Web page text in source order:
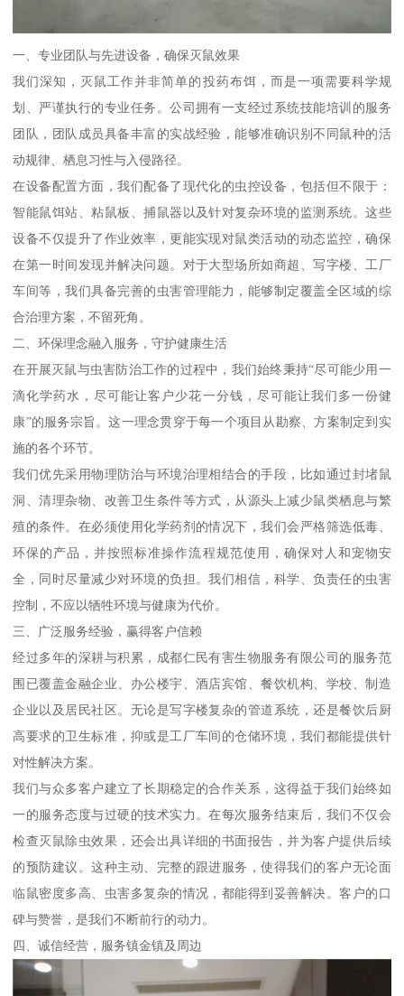
一、专业团队与先进设备，确保灭鼠效果
我们深知，灭鼠工作并非简单的投药布饵，而是一项需要科学规
划、严谨执行的专业任务。公司拥有一支经过系统技能培训的服务
团队，团队成员具备丰富的实战经验，能够准确识别不同鼠种的活
动规律、栖息习性与入侵路径。
在设备配置方面，我们配备了现代化的虫控设备，包括但不限于：
智能鼠饵站、粘鼠板、捕鼠器以及针对复杂环境的监测系统。这些
设备不仅提升了作业效率，更能实现对鼠类活动的动态监控，确保
在第一时间发现并解决问题。对于大型场所如商超、写字楼、工厂
车间等，我们具备完善的虫害管理能力，能够制定覆盖全区域的综
合治理方案，不留死角。
二、环保理念融入服务，守护健康生活
在开展灭鼠与虫害防治工作的过程中，我们始终秉持“尽可能少用一
滴化学药水，尽可能让客户少花一分钱，尽可能让我们多一份健
康”的服务宗旨。这一理念贯穿于每一个项目从勘察、方案制定到实
施的各个环节。
我们优先采用物理防治与环境治理相结合的手段，比如通过封堵鼠
洞、清理杂物、改善卫生条件等方式，从源头上减少鼠类栖息与繁
殖的条件。在必须使用化学药剂的情况下，我们会严格筛选低毒、
环保的产品，并按照标准操作流程规范使用，确保对人和宠物安
全，同时尽量减少对环境的负担。我们相信，科学、负责任的虫害
控制，不应以牺牲环境与健康为代价。
三、广泛服务经验，赢得客户信赖
经过多年的深耕与积累，成都仁民有害生物服务有限公司的服务范
围已覆盖金融企业、办公楼宇、酒店宾馆、餐饮机构、学校、制造
企业以及居民社区。无论是写字楼复杂的管道系统，还是餐饮后厨
高要求的卫生标准，抑或是工厂车间的仓储环境，我们都能提供针
对性解决方案。
我们与众多客户建立了长期稳定的合作关系，这得益于我们始终如
一的服务态度与过硬的技术实力。在每次服务结束后，我们不仅会
检查灭鼠除虫效果，还会出具详细的书面报告，并为客户提供后续
的预防建议。这种主动、完整的跟进服务，使得我们的客户无论面
临鼠密度多高、虫害多复杂的情况，都能得到妥善解决。客户的口
碑与赞誉，是我们不断前行的动力。
四、诚信经营，服务镇金镇及周边